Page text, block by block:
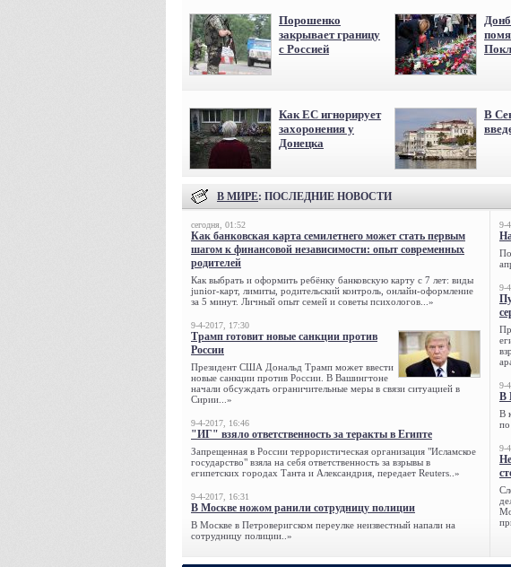
Порошенко
закрывает границу
с Россией
Как ЕС игнорирует
захоронения у
Донецка
В
В МИРЕ: ПОСЛЕДНИЕ НОВОСТИ
сегодня, 01:52
Как банковская карта семилетнего может стать первым
шагом к финансовой независимости: опыт современных
родителей
Как выбрать и оформить ребёнку банковскую карту с 7 лет: виды
junior-карт, лимиты, родительский контроль, онлайн-оформление
за 5 минут. Личный опыт семей и советы психологов...»
9-4-2017, 17:30
Трамп готовит новые санкции против
России
Президент США Дональд Трамп может ввести
новые санкции против России. В Вашингтоне
начали обсуждать ограничительные меры в связи ситуацией в
Сирии...»
9-4-2017, 16:46
"ИГ" взяло ответственность за теракты в Египте
Запрещенная в России террористическая организация "Исламское
государство" взяла на себя ответственность за взрывы в
египетских городах Танта и Александрия, передает Reuters..»
9-4-2017, 16:31
В Москве ножом ранили сотрудницу полиции
В Москве в Петроверигском переулке неизвестный напали на
сотрудницу полиции..»
9-
9-
9-
В
В
по
9-